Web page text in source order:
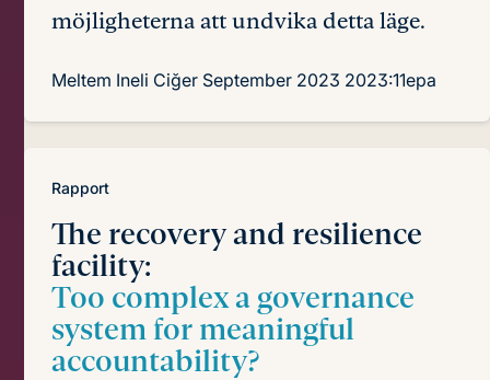
möjligheterna att undvika detta läge.
Meltem Ineli Ciğer September 2023 2023:11epa
Rapport
The recovery and resilience
facility:
Too complex a governance
system for meaningful
accountability?